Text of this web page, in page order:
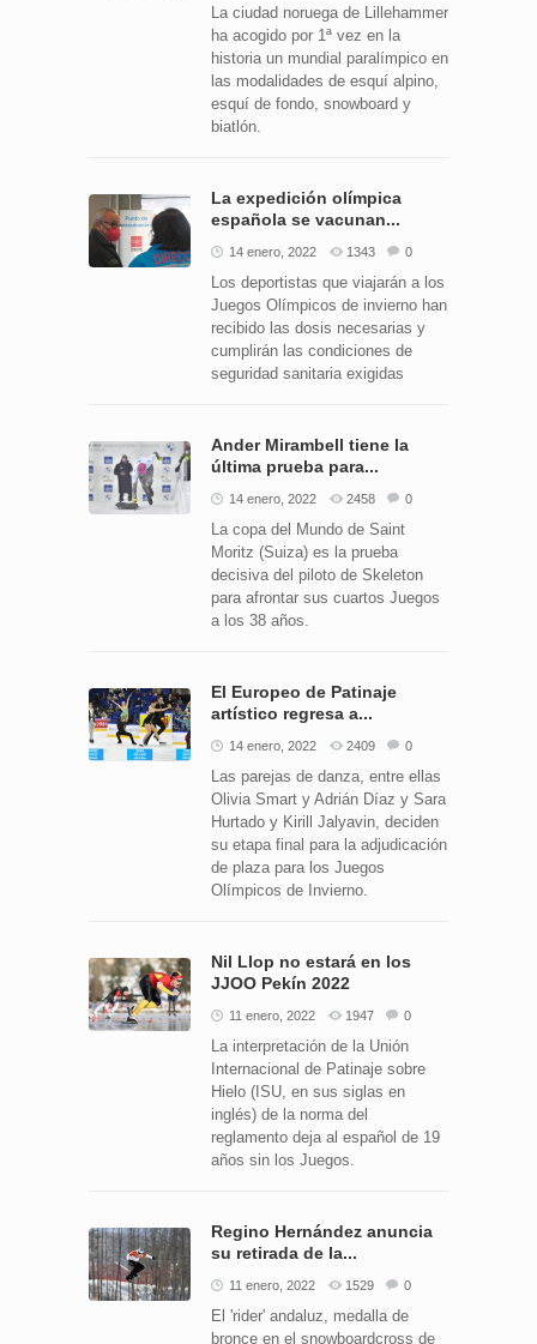
La ciudad noruega de Lillehammer
ha acogido por 1ª vez en la
historia un mundial paralímpico en
las modalidades de esquí alpino,
esquí de fondo, snowboard y
biatlón.
La expedición olímpica
española se vacunan...
14 enero, 2022 1343 0
Los deportistas que viajarán a los
Juegos Olímpicos de invierno han
recibido las dosis necesarias y
cumplirán las condiciones de
seguridad sanitaria exigidas
Ander Mirambell tiene la
última prueba para...
14 enero, 2022 2458 0
La copa del Mundo de Saint
Moritz (Suiza) es la prueba
decisiva del piloto de Skeleton
para afrontar sus cuartos Juegos
a los 38 años.
El Europeo de Patinaje
artístico regresa a...
14 enero, 2022 2409 0
Las parejas de danza, entre ellas
Olivia Smart y Adrián Díaz y Sara
Hurtado y Kirill Jalyavin, deciden
su etapa final para la adjudicación
de plaza para los Juegos
Olímpicos de Invierno.
Nil Llop no estará en los
JJOO Pekín 2022
11 enero, 2022 1947 0
La interpretación de la Unión
Internacional de Patinaje sobre
Hielo (ISU, en sus siglas en
inglés) de la norma del
reglamento deja al español de 19
años sin los Juegos.
Regino Hernández anuncia
su retirada de la...
11 enero, 2022 1529 0
El 'rider' andaluz, medalla de
bronce en el snowboardcross de